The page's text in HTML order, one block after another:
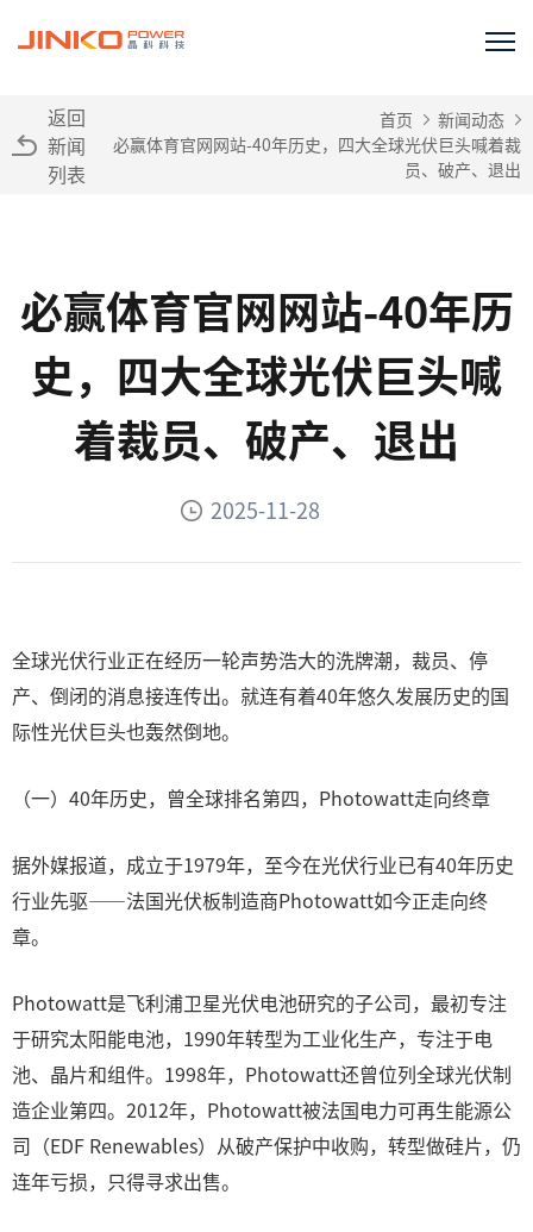
返回
新闻
列表
首页
新闻动态
必赢体育官网网站-40年历史，四大全球光伏巨头喊着裁
员、破产、退出
必赢体育官网网站-40年历
史，四大全球光伏巨头喊
着裁员、破产、退出
2025-11-28
全球光伏行业正在经历一轮声势浩大的洗牌潮，裁员、停
产、倒闭的消息接连传出。就连有着40年悠久发展历史的国
际性光伏巨头也轰然倒地。
（一）40年历史，曾全球排名第四，Photowatt走向终章
据外媒报道，成立于1979年，至今在光伏行业已有40年历史
行业先驱——法国光伏板制造商Photowatt如今正走向终
章。
Photowatt是飞利浦卫星光伏电池研究的子公司，最初专注
于研究太阳能电池，1990年转型为工业化生产，专注于电
池、晶片和组件。1998年，Photowatt还曾位列全球光伏制
造企业第四。2012年，Photowatt被法国电力可再生能源公
司（EDF Renewables）从破产保护中收购，转型做硅片，仍
连年亏损，只得寻求出售。